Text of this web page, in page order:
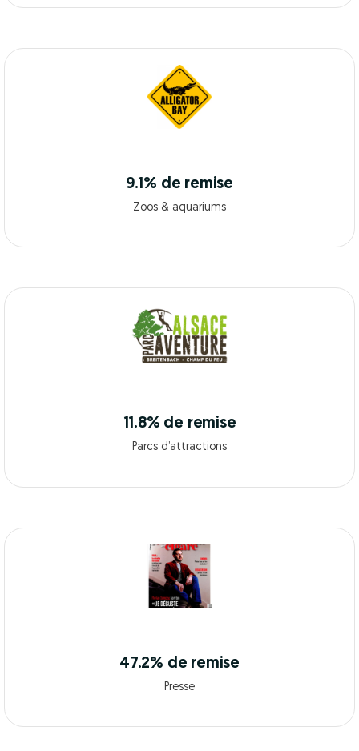
9.1% de remise
Zoos & aquariums
11.8% de remise
Parcs d’attractions
47.2% de remise
Presse